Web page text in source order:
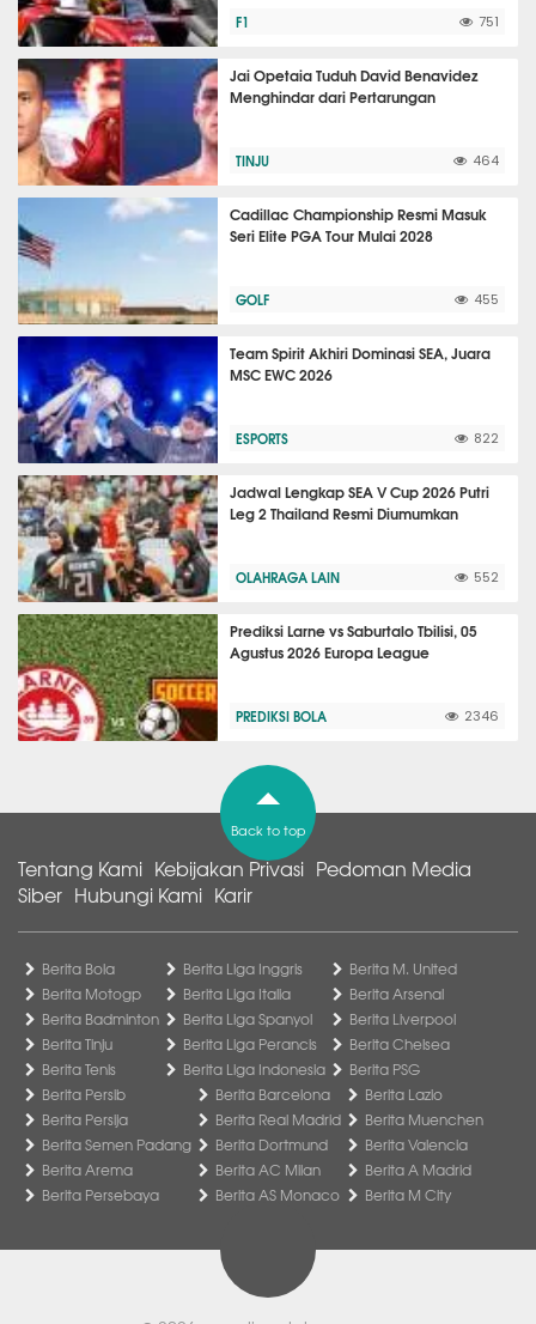
F1 751
Jai Opetaia Tuduh David Benavidez
Menghindar dari Pertarungan
TINJU 464
Cadillac Championship Resmi Masuk
Seri Elite PGA Tour Mulai 2028
GOLF 455
Team Spirit Akhiri Dominasi SEA, Juara
MSC EWC 2026
ESPORTS 822
Jadwal Lengkap SEA V Cup 2026 Putri
Leg 2 Thailand Resmi Diumumkan
OLAHRAGA LAIN 552
Prediksi Larne vs Saburtalo Tbilisi, 05
Agustus 2026 Europa League
PREDIKSI BOLA 2346
Back to top
Tentang Kami Kebijakan Privasi Pedoman Media
Siber Hubungi Kami Karir
Berita Bola
Berita Motogp
Berita Badminton
Berita Tinju
Berita Tenis
Berita Liga Inggris
Berita Liga Italia
Berita Liga Spanyol
Berita Liga Perancis
Berita Liga Indonesia
Berita M. United
Berita Arsenal
Berita Liverpool
Berita Chelsea
Berita PSG
Berita Persib
Berita Persija
Berita Semen Padang
Berita Arema
Berita Persebaya
Berita Barcelona
Berita Real Madrid
Berita Dortmund
Berita AC Milan
Berita AS Monaco
Berita Lazio
Berita Muenchen
Berita Valencia
Berita A Madrid
Berita M City